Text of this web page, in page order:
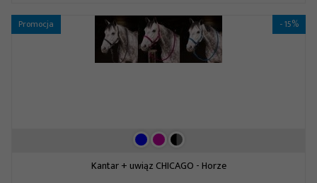
Promocja - 15%
Kantar + uwiąz CHICAGO - Horze